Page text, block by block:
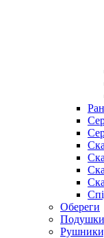
Обереги
Подушки